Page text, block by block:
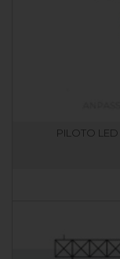
PILOTO